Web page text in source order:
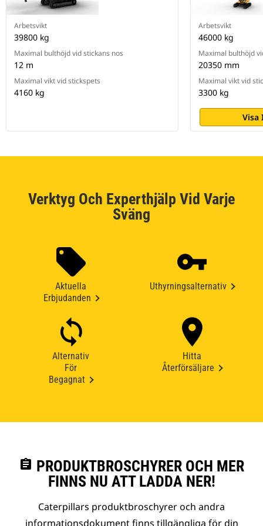
Arbetsvikt
39800 kg
Maximal bulthöjd vid stickans nos
12 m
Maximal vikt vid stickspets
4160 kg
Arbetsvikt
46000 kg
Maximal bulthöjd
20350 mm
Maximal vikt vid
3300 kg
Visa
Verktyg Och Experthjälp Vid Varje
Sväng
Aktuella
Erbjudanden
Uthyrningsalternativ
Alternativ
För
Begagnat
Hitta
Återförsäljare
assignment PRODUKTBROSCHYRER OCH MER
FINNS NU ATT LADDA NER!
Caterpillars produktbroschyrer och andra
informationsdokument finns tillgängliga för din